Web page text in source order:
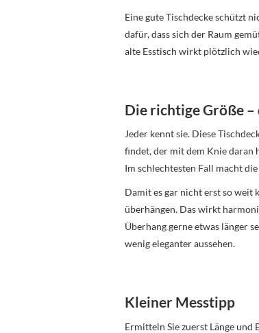
Eine gute Tischdecke schützt
dafür, dass sich der Raum
alte Esstisch wirkt plötzlich
Die richtige Größe
Jeder kennt sie. Diese
findet, der mit dem Knie daran
Im schlechtesten Fall macht
Damit es gar nicht erst so weit
überhängen. Das wirkt
Überhang gerne etwas länger
wenig eleganter aussehen.
Kleiner Messtipp
Ermitteln Sie zuerst Länge und